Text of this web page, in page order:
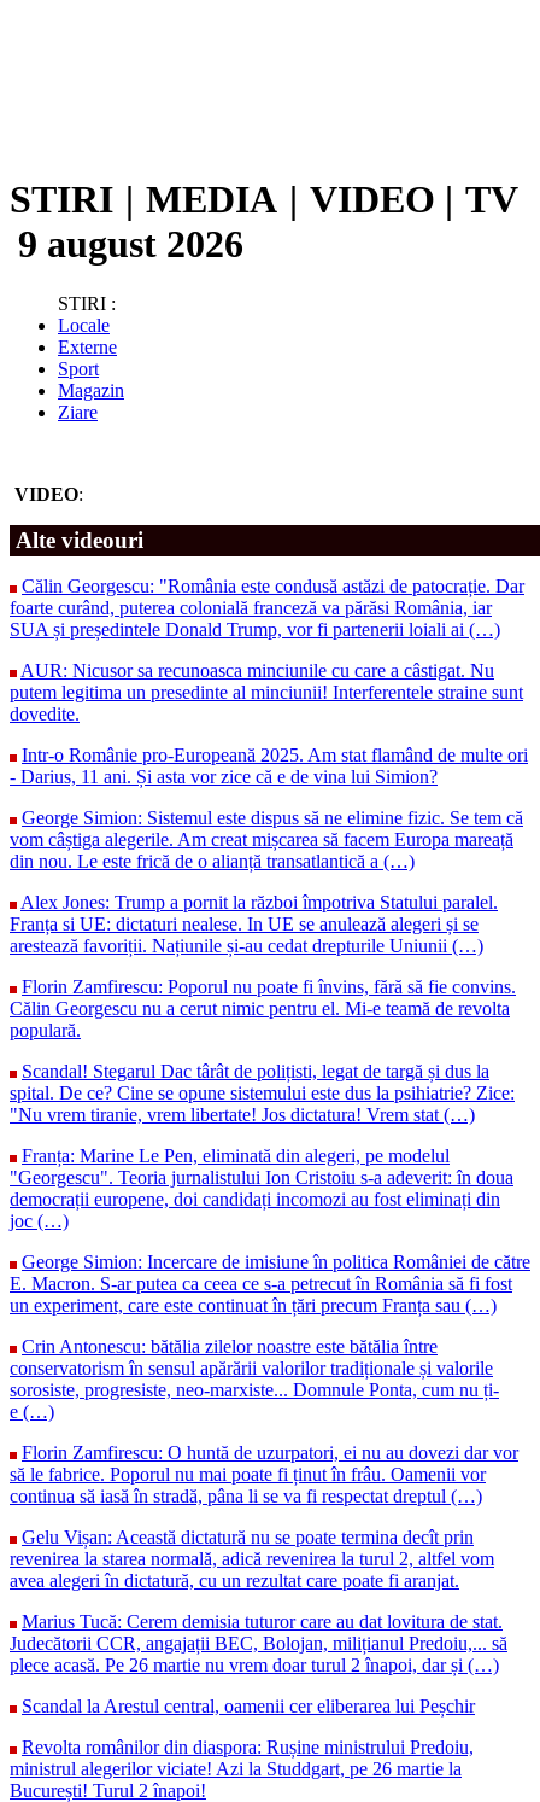
STIRI | MEDIA | VIDEO | TV
9 august 2026
STIRI :
Locale
Externe
Sport
Magazin
Ziare
VIDEO:
Alte videouri
Călin Georgescu: "România este condusă astăzi de patocrație. Dar
foarte curând, puterea colonială franceză va părăsi România, iar
SUA și președintele Donald Trump, vor fi partenerii loiali ai (…)
AUR: Nicusor sa recunoasca minciunile cu care a câstigat. Nu
putem legitima un presedinte al minciunii! Interferentele straine sunt
dovedite.
Intr-o Românie pro-Europeană 2025. Am stat flamând de multe ori
- Darius, 11 ani. Și asta vor zice că e de vina lui Simion?
George Simion: Sistemul este dispus să ne elimine fizic. Se tem că
vom câștiga alegerile. Am creat mișcarea să facem Europa mareață
din nou. Le este frică de o alianță transatlantică a (…)
Alex Jones: Trump a pornit la război împotriva Statului paralel.
Franța si UE: dictaturi nealese. In UE se anulează alegeri și se
arestează favoriții. Națiunile și-au cedat drepturile Uniunii (…)
Florin Zamfirescu: Poporul nu poate fi învins, fără să fie convins.
Călin Georgescu nu a cerut nimic pentru el. Mi-e teamă de revolta
populară.
Scandal! Stegarul Dac târât de polițisti, legat de targă și dus la
spital. De ce? Cine se opune sistemului este dus la psihiatrie? Zice:
"Nu vrem tiranie, vrem libertate! Jos dictatura! Vrem stat (…)
Franța: Marine Le Pen, eliminată din alegeri, pe modelul
"Georgescu". Teoria jurnalistului Ion Cristoiu s-a adeverit: în doua
democrații europene, doi candidați incomozi au fost eliminați din
joc (…)
George Simion: Incercare de imisiune în politica României de către
E. Macron. S-ar putea ca ceea ce s-a petrecut în România să fi fost
un experiment, care este continuat în țări precum Franța sau (…)
Crin Antonescu: bătălia zilelor noastre este bătălia între
conservatorism în sensul apărării valorilor tradiționale și valorile
sorosiste, progresiste, neo-marxiste... Domnule Ponta, cum nu ți-
e (…)
Florin Zamfirescu: O huntă de uzurpatori, ei nu au dovezi dar vor
să le fabrice. Poporul nu mai poate fi ținut în frâu. Oamenii vor
continua să iasă în stradă, pâna li se va fi respectat dreptul (…)
Gelu Vișan: Această dictatură nu se poate termina decît prin
revenirea la starea normală, adică revenirea la turul 2, altfel vom
avea alegeri în dictatură, cu un rezultat care poate fi aranjat.
Marius Tucă: Cerem demisia tuturor care au dat lovitura de stat.
Judecătorii CCR, angajații BEC, Bolojan, milițianul Predoiu,... să
plece acasă. Pe 26 martie nu vrem doar turul 2 înapoi, dar și (…)
Scandal la Arestul central, oamenii cer eliberarea lui Peșchir
Revolta românilor din diaspora: Rușine ministrului Predoiu,
ministrul alegerilor viciate! Azi la Studdgart, pe 26 martie la
București! Turul 2 înapoi!